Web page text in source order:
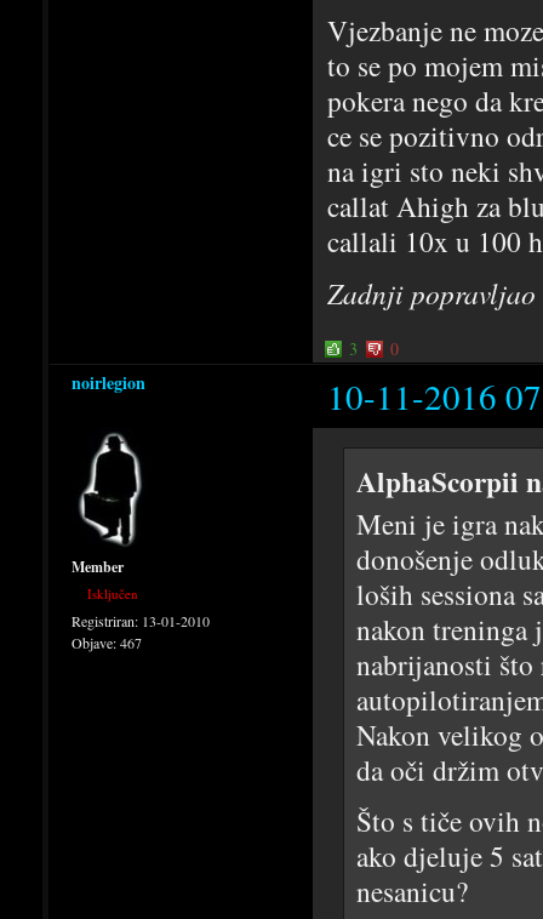
Vjezbanje ne
to se po mojem
pokera nego da
ce se pozitivno
na igri sto neki
callat Ahigh za
callali 10x u 100
Zadnji
3 0
noirlegion 10-11-2016
Member
Isključen
Registriran: 13-01-2010
Objave:467
AlphaScorpii
Meni je igra
donošenje
loših sessiona
nakon treninga
nabrijanosti
Nakon velikog
da oči držim
Što s tiče ovih
ako djeluje 5
nesanicu?